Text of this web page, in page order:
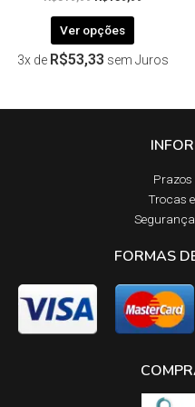
Ver opções
3x de R$53,33 sem Juros
Prazos
Trocas
FORMAS